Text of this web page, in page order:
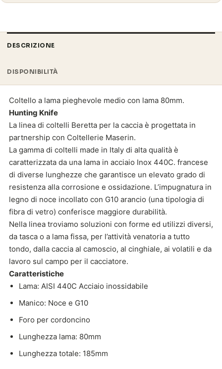
DESCRIZIONE
DISPONIBILITÀ
Coltello a lama pieghevole medio con lama 80mm.
Hunting Knife
La linea di coltelli Beretta per la caccia è progettata in
partnership con Coltellerie Maserin.
La gamma di coltelli made in Italy di alta qualità è
caratterizzata da una lama in acciaio Inox 440C. francese
di diverse lunghezze che garantisce un elevato grado di
resistenza alla corrosione e ossidazione. L’impugnatura in
legno di noce incollato con G10 arancio (una tipologia di
fibra di vetro) conferisce maggiore durabilità.
Nella linea troviamo soluzioni con forme ed utilizzi diversi,
da tasca o a lama fissa, per l’attività venatoria a tutto
tondo, dalla caccia al camoscio, al cinghiale, ai volatili e da
lavoro sul campo per il cacciatore.
Caratteristiche
Lama: AISI 440C Acciaio inossidabile
Manico: Noce e G10
Foro per cordoncino
Lunghezza lama: 80mm
Lunghezza totale: 185mm